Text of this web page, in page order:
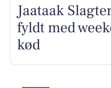
Jaataak
fyldt med
kød